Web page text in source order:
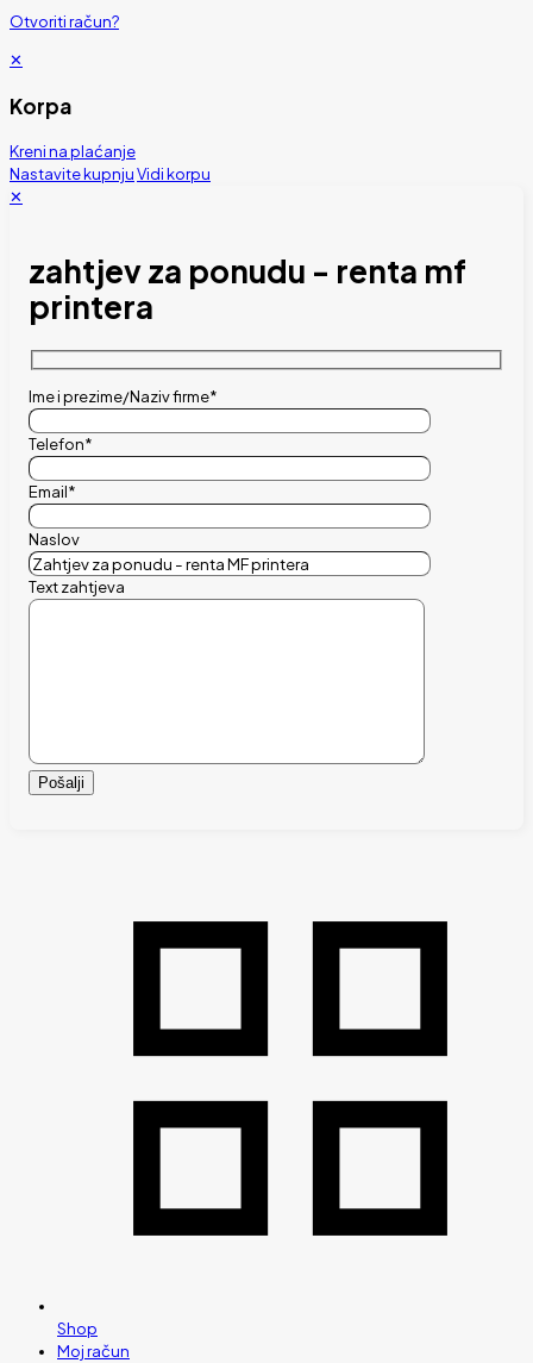
Otvoriti račun?
✕
Korpa
Kreni na plaćanje
Nastavite kupnjuVidi korpu
✕
zahtjev za ponudu - renta mf
printera
Ime i prezime/Naziv firme*
Telefon*
Email*
Naslov
Text zahtjeva
Shop
Moj račun